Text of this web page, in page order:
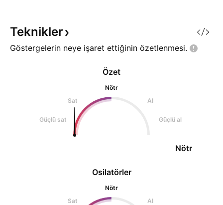
Teknikler
Göstergelerin neye işaret ettiğinin özetlenmesi.
Osilatörler
Nötr
Sat
Al
Özet
Nötr
Sat
Al
Güçlü sat Güçlü al
Nötr